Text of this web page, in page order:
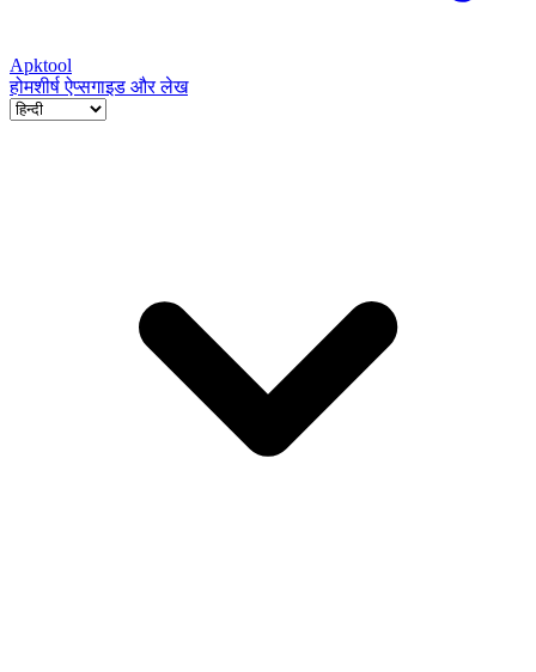
Apktool
होमशीर्ष ऐप्सगाइड और लेख